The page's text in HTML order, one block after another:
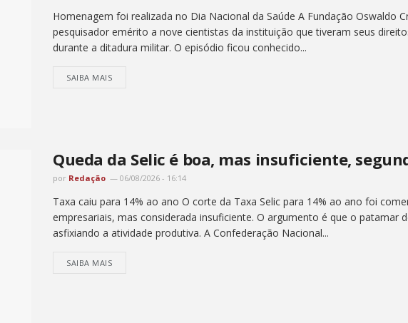
Homenagem foi realizada no Dia Nacional da Saúde A Fundação Oswaldo
pesquisador emérito a nove cientistas da instituição que tiveram seus
durante a ditadura militar. O episódio ficou conhecido...
SAIBA MAIS
Queda da Selic é boa, mas insuficiente,
por Redação 06/08/2026 - 16:14
Taxa caiu para 14% ao ano O corte da Taxa Selic para 14% ao ano foi
empresariais, mas considerada insuficiente. O argumento é que o patamar
asfixiando a atividade produtiva. A Confederação Nacional...
SAIBA MAIS